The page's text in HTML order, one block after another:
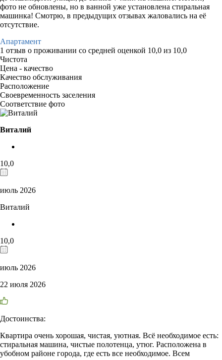
фото не обновлены, но в ванной уже установлена стиральная
машинка! Смотрю, в предыдущих отзывах жаловались на её
отсутствие.
Апартамент
1 отзыв о проживании со средней оценкой 10,0 из 10,0
Чистота
Цена - качество
Качество обслуживания
Расположение
Своевременность заселения
Соответствие фото
Виталий
10,0
июль 2026
Виталий
10,0
июль 2026
22 июля 2026
Достоинства:
Квартира очень хорошая, чистая, уютная. Всё необходимое есть:
стиральная машина, чистые полотенца, утюг. Расположена в
убобном районе города, где есть все необходимое. Всем